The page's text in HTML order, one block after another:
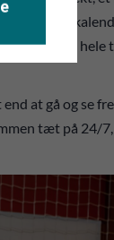
med
hvor vi
at gå og se
tæt på 24/